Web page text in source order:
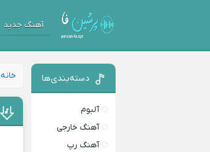
آهنگ جدید
خانه دسته‌بندی‌ها
آلبوم
آهنگ خارجی
آهنگ رپ